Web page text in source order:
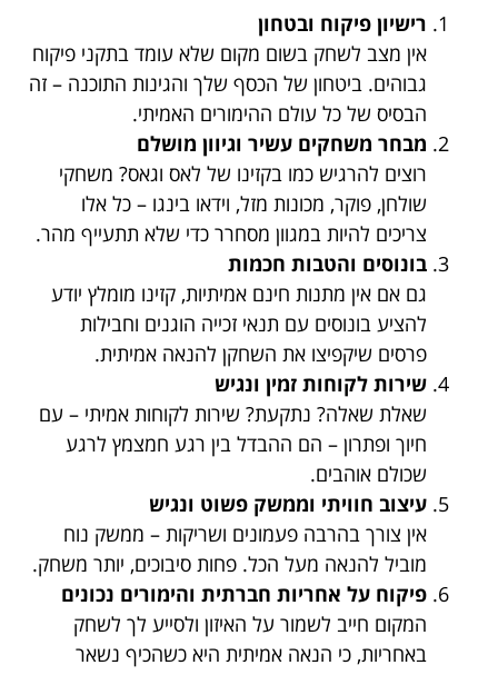
רישיון פיקוח ובטחון
אין מצב לשחק בשום מקום שלא עומד בתקני פיקוח
גבוהים. ביטחון של הכסף שלך והגינות התוכנה – זה
הבסיס של כל עולם ההימורים האמיתי.
מבחר משחקים עשיר וגיוון מושלם
רוצים להרגיש כמו בקזינו של לאס וגאס? משחקי
שולחן, פוקר, מכונות מזל, וידאו בינגו – כל אלו
צריכים להיות במגוון מסחרר כדי שלא תתעייף מהר.
בונוסים והטבות חכמות
גם אם אין מתנות חינם אמיתיות, קזינו מומלץ יודע
להציע בונוסים עם תנאי זכייה הוגנים וחבילות
פרסים שיקפיצו את השחקן להנאה אמיתית.
שירות לקוחות זמין ונגיש
שאלת שאלה? נתקעת? שירות לקוחות אמיתי – עם
חיוך ופתרון – הם ההבדל בין רגע חמצמץ לרגע
שכולם אוהבים.
עיצוב חוויתי וממשק פשוט ונגיש
אין צורך בהרבה פעמונים ושריקות – ממשק נוח
מוביל להנאה מעל הכל. פחות סיבוכים, יותר משחק.
פיקוח על אחריות חברתית והימורים נכונים
המקום חייב לשמור על האיזון ולסייע לך לשחק
באחריות, כי הנאה אמיתית היא כשהכיף נשאר